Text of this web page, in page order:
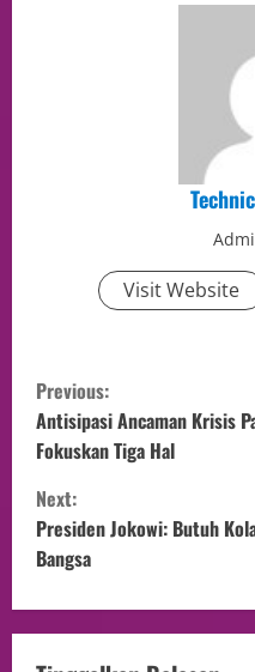
Visit Website
Previous:
Antisipasi Ancaman Krisis
Fokuskan Tiga Hal
Next:
Presiden Jokowi: Butuh
Bangsa